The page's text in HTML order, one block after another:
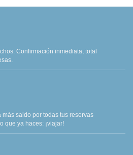
Confirmación inmediata, total
saldo por todas tus reservas
que ya haces: ¡viajar!